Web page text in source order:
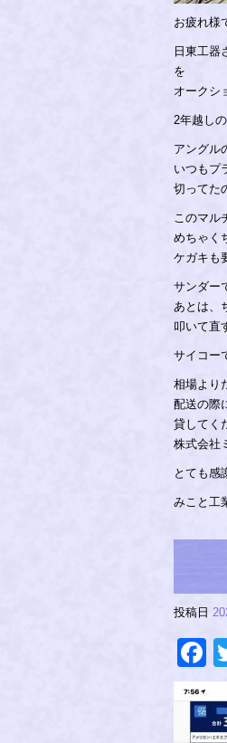
お疲れ様
日東工器
を
オークシ
2年越し
アングル
いつもプ
切ってた
このマル
めちゃく
ケガキも
サンダー
あとは、
叩いて直
サイコー
相場より
配送の際
貸してく
株式会社
とても感
みこと工
投稿日